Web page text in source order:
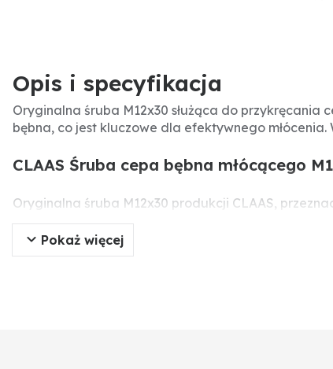
Opis i specyfikacja
Oryginalna śruba M12x30 służąca do
bębna, co jest kluczowe dla efektywnego
CLAAS Śruba cepa bębna młócącego
Oryginalna śruba M12x30 produkcji CLAAS,
niezbędne do prawidłowej pracy zespołu
Specyfikacja produktu
Pokaż więcej